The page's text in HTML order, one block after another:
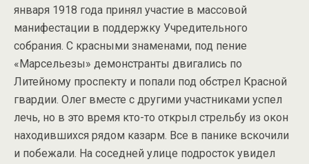
января 1918 года принял участие в массовой
манифестации в поддержку Учредительного
собрания. С красными знаменами, под пение
«Марсельезы» демонстранты двигались по
Литейному проспекту и попали под обстрел Красной
гвардии. Олег вместе с другими участниками успел
лечь, но в это время кто-то открыл стрельбу из окон
находившихся рядом казарм. Все в панике вскочили
и побежали. На соседней улице подросток увидел